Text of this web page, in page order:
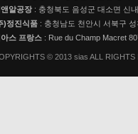
알공장 : 충청북도 음성군 대소면 신
)정진식품 : 충청남도 천안시 서북구
스 프랑스 : Rue du Champ Macret
© 2013 sias ALL RIGHTS